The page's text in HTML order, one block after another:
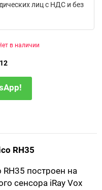
лиц с НДС и без
в наличии
RH35
построен на
сенсора iRay Vox